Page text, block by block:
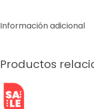
Información adicional
Productos